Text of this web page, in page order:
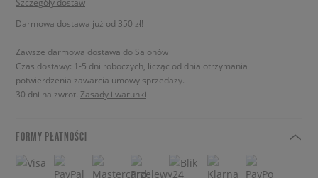
Darmowa dostawa już od 350 zł!
Zawsze darmowa dostawa do Salonów
Czas dostawy: 1-5 dni roboczych, licząc od dnia otrzymania
potwierdzenia zawarcia umowy sprzedaży.
30 dni na zwrot. Zasady i warunki
FORMY PŁATNOŚCI